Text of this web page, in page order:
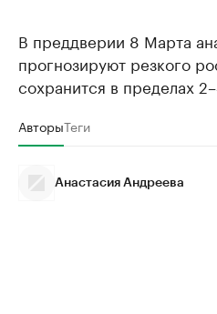
В преддверии 8 Марта
прогнозируют резкого
сохранится в пределах
АвторыТеги
Анастасия Андреева